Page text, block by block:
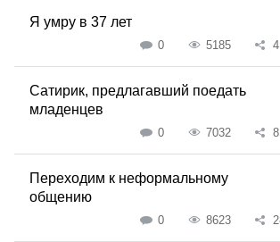
Я умру в 37 лет
0 5185 4
Сатирик, предлагавший поедать
младенцев
0 7032 8
Переходим к неформальному
общению
0 8623